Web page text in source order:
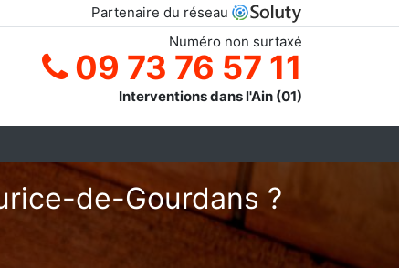
Partenaire du réseau
Numéro non surtaxé
09 73 76 57 11
Interventions dans l'Ain (01)
de-Gourdans ?